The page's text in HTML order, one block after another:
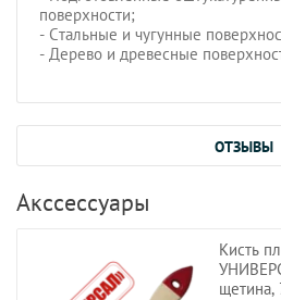
поверхности;
- Стальные и чугунные
- Дерево и древесные
ОТЗЫВЫ
Акссессуары
Кисть